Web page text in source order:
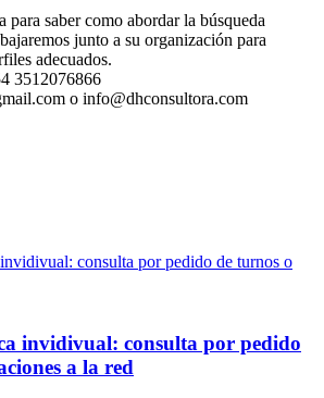
para saber como abordar la búsqueda
junto a su organización para
adecuados.
3512076866
o info@dhconsultora.com
invidivual: consulta por pedido
a la red